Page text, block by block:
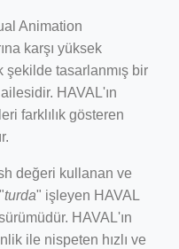
Animation
karşı yüksek
şekilde tasarlanmış bir
HAVAL'ın
farklılık gösteren
değeri kullanan ve
turda" işleyen HAVAL
HAVAL'ın
ile nispeten hızlı ve